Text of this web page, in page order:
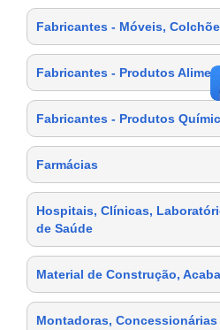
Fabricantes - Móveis,
Fabricantes - Produtos
Fabricantes - Produtos
Farmácias
Hospitais, Clínicas,
de Saúde
Material de Construção,
Montadoras,